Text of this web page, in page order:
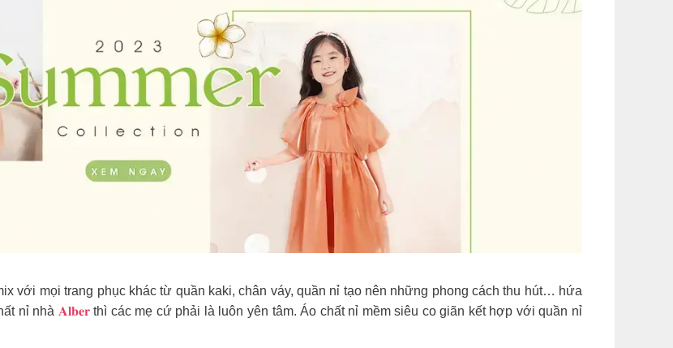
với mọi trang phục khác từ quần kaki, chân váy, quần nỉ tạo nên những phong cách thu hút… hứa
nỉ nhà 𝐀𝐥𝐛𝐞𝐫thì các mẹ cứ phải là luôn yên tâm. Áo chất nỉ mềm siêu co giãn kết hợp với quần nỉ